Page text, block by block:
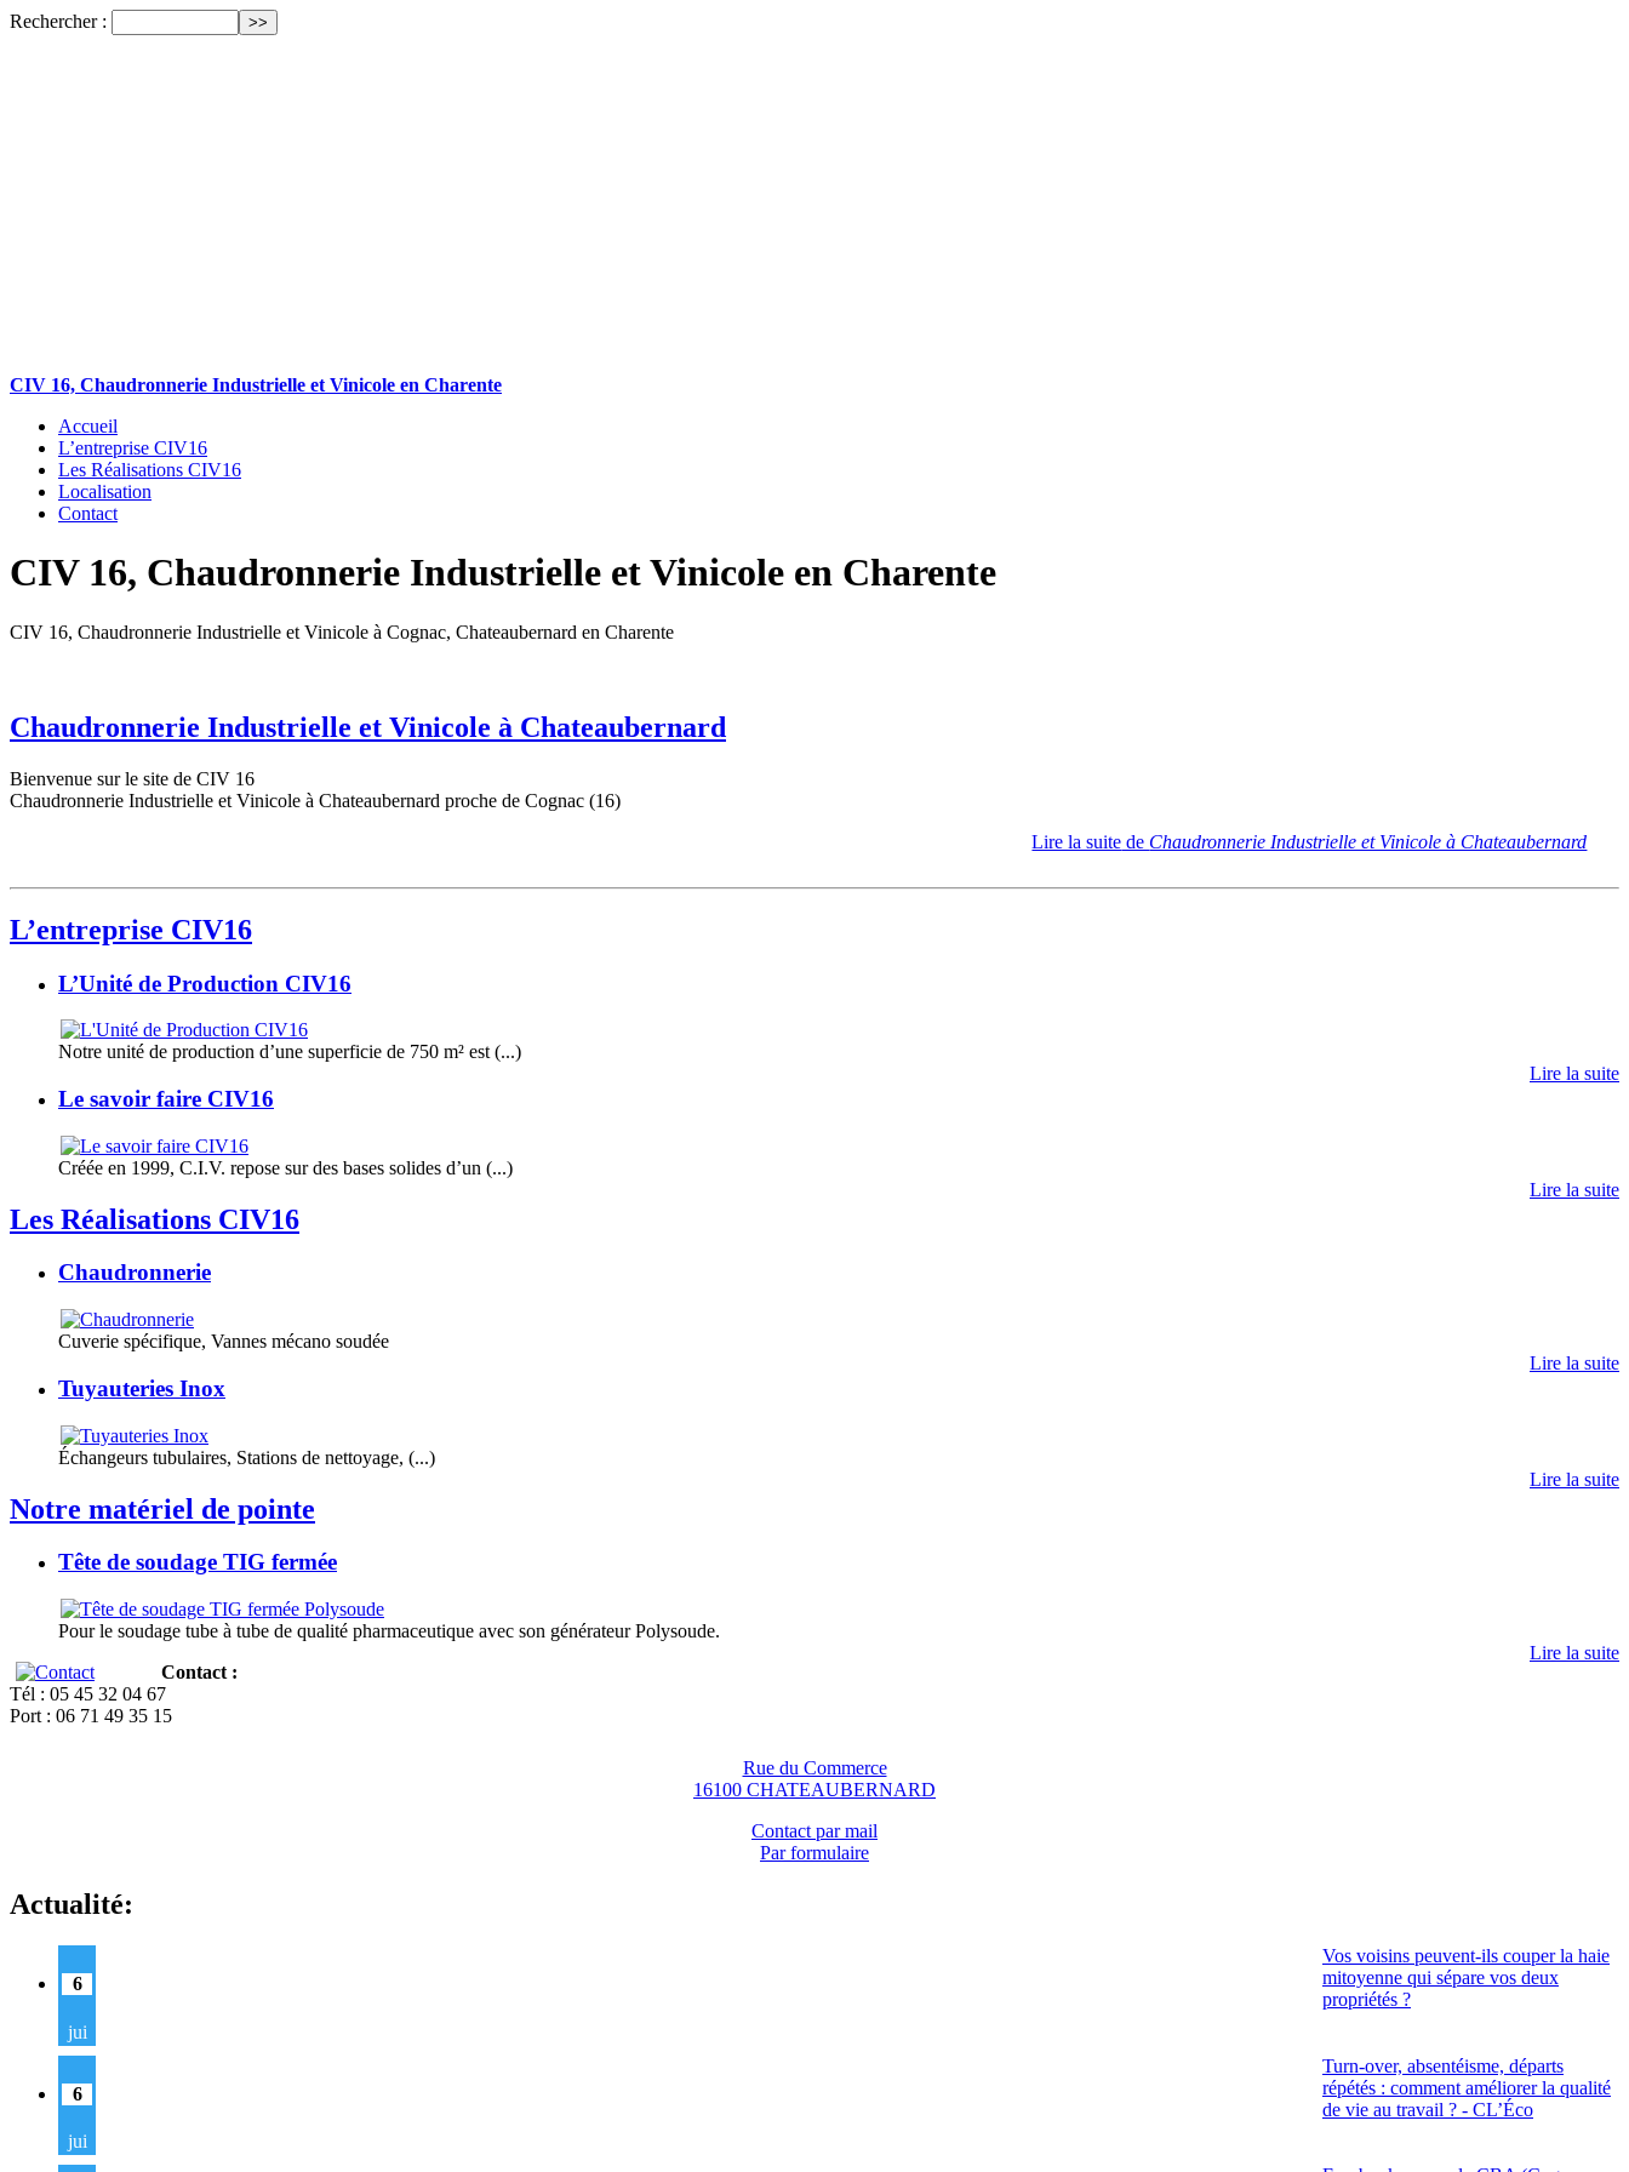
Rechercher :
CIV 16, Chaudronnerie Industrielle et Vinicole en Charente
Accueil
L’entreprise CIV16
Les Réalisations CIV16
Localisation
Contact
CIV 16, Chaudronnerie Industrielle et Vinicole en Charente
CIV 16, Chaudronnerie Industrielle et Vinicole à Cognac, Chateaubernard en Charente
Chaudronnerie Industrielle et Vinicole à Chateaubernard
Bienvenue sur le site de CIV 16
Chaudronnerie Industrielle et Vinicole à Chateaubernard proche de Cognac (16)
Lire la suite de Chaudronnerie Industrielle et Vinicole à Chateaubernard
L’entreprise CIV16
L’Unité de Production CIV16
Notre unité de production d’une superficie de 750 m² est (...)
Lire la suite
Le savoir faire CIV16
Créée en 1999, C.I.V. repose sur des bases solides d’un (...)
Lire la suite
Les Réalisations CIV16
Chaudronnerie
Cuverie spécifique, Vannes mécano soudée
Lire la suite
Tuyauteries Inox
Échangeurs tubulaires, Stations de nettoyage, (...)
Lire la suite
Notre matériel de pointe
Tête de soudage TIG fermée
Pour le soudage tube à tube de qualité pharmaceutique avec son générateur Polysoude.
Lire la suite
Contact :
Tél : 05 45 32 04 67
Port : 06 71 49 35 15
Rue du Commerce
16100 CHATEAUBERNARD
Contact par mail
Par formulaire
Actualité:
Vos voisins peuvent-ils couper la haie
mitoyenne qui sépare vos deux
propriétés ?
6
jui
Turn-over, absentéisme, départs
répétés : comment améliorer la qualité
de vie au travail ? - CL’Éco
6
jui